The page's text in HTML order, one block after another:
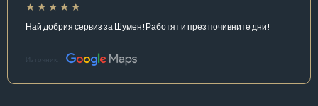
Най добрия сервиз за Шумен!Работят и през почивните дни!
Източник: